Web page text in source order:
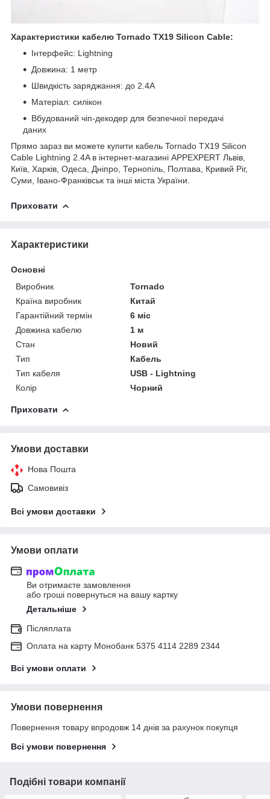
Характеристики кабелю Tornado TX19 Silicon Cable:
Інтерфейс: Lightning
Довжина: 1 метр
Швидкість заряджання: до 2.4А
Матеріал: силікон
Вбудований чіп-декодер для безпечної передачі
даних
Прямо зараз ви можете купити кабель Tornado TX19 Silicon
Cable Lightning 2.4A в інтернет-магазині APPEXPERT Львів,
Київ, Харків, Одеса, Дніпро, Тернопіль, Полтава, Кривий Ріг,
Суми, Івано-Франківськ та інші міста України.
Приховати
Характеристики
Основні
Виробник
Tornado
Країна виробник
Китай
Гарантійний термін
6 міс
Довжина кабелю
1 м
Стан
Новий
Тип
Кабель
Тип кабеля
USB - Lightning
Колір
Чорний
Приховати
Умови доставки
Нова Пошта
Самовивіз
Всі умови доставки
Умови оплати
Ви отримаєте замовлення
або гроші повернуться на вашу картку
Детальніше
Післяплата
Оплата на карту Монобанк 5375 4114 2289 2344
Всі умови оплати
Умови повернення
Повернення товару впродовж 14 днів за рахунок покупця
Всі умови повернення
Подібні товари компанії